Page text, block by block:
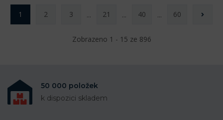
Zobrazeno 1 - 15 ze 896
1 2 3 ... 21 ... 40 ... 60
50 000 položek
k dispozici skladem